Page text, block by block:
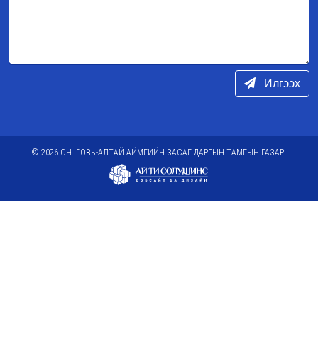
Илгээх
© 2026 ОН. ГОВЬ-АЛТАЙ АЙМГИЙН ЗАСАГ ДАРГЫН ТАМГЫН ГАЗАР.